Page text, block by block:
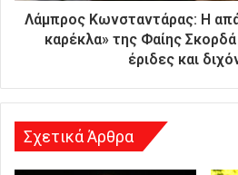
η
Λάμπρος Κωνσταντάρας: Η
καρέκλα» της Φαίης
έριδες και
Σχετικά Άρθρα